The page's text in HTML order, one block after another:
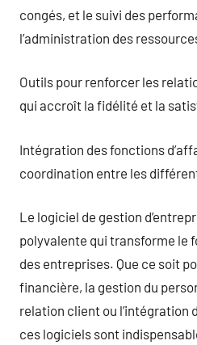
congés, et le suivi des
l’administration des
Outils pour renforcer les
qui accroît la fidélité et la
Intégration des fonctions
coordination entre les
Le logiciel de gestion
polyvalente qui transforme le
des entreprises. Que ce soit
financière, la gestion du
relation client ou l’intégration
ces logiciels sont